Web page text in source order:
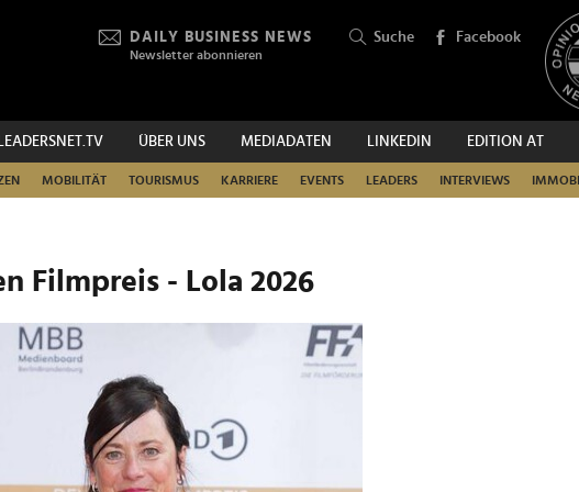
DAILY BUSINESS NEWS
Newsletter abonnieren
Suche Facebook
LEADERSNET.TV ÜBER UNS MEDIADATEN LINKEDIN EDITION AT
MOBILITÄT TOURISMUS KARRIERE EVENTS LEADERS INTERVIEWS
SUCHEN
Filmpreis - Lola 2026